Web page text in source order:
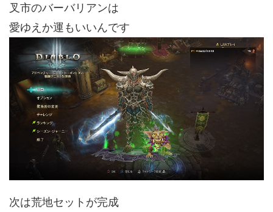
叉市のバーバリアンは
愛ゆえか運もいいんです
次は荒地セットが完成